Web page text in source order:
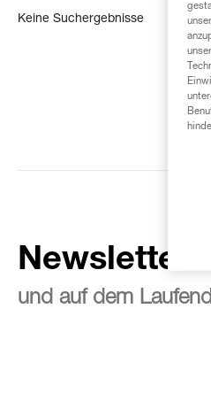
Keine Suchergebnisse
Newsletter
und auf dem